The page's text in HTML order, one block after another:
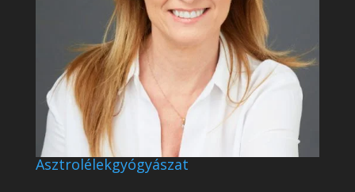
Asztrolélekgyógyászat